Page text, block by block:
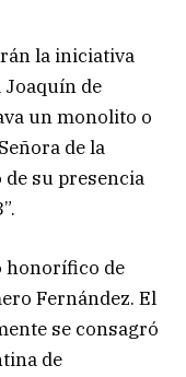
la iniciativa
Joaquín de
un monolito o
de la
su presencia
honorífico de
Fernández. El
se consagró
de